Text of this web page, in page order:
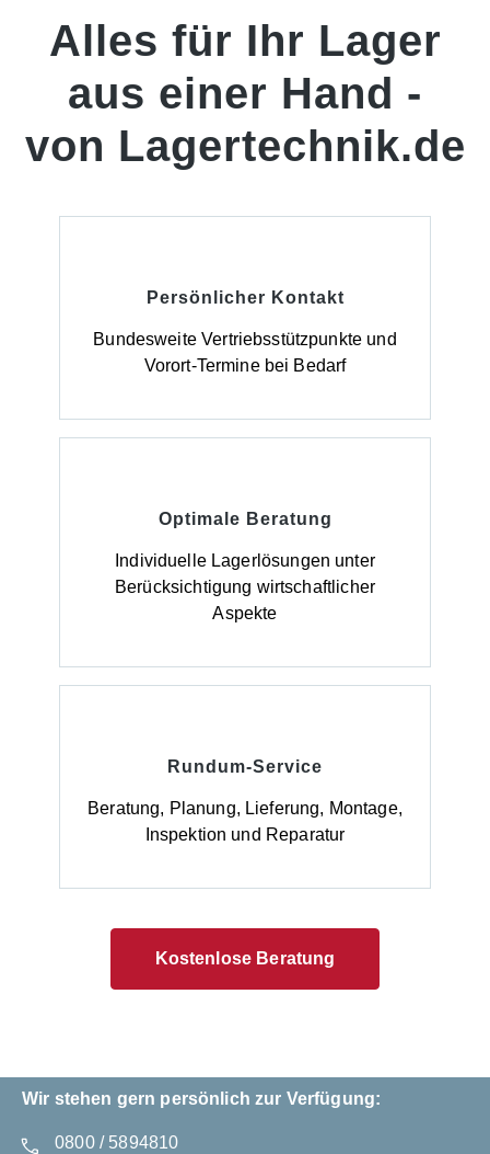
Alles für Ihr Lager
aus einer Hand -
von Lagertechnik.de
Persönlicher Kontakt
Bundesweite Vertriebsstützpunkte und
Vorort-Termine bei Bedarf
Optimale Beratung
Individuelle Lagerlösungen unter
Berücksichtigung wirtschaftlicher
Aspekte
Rundum-Service
Beratung, Planung, Lieferung, Montage,
Inspektion und Reparatur
Kostenlose Beratung
Wir stehen gern persönlich zur Verfügung:
0800 / 5894810